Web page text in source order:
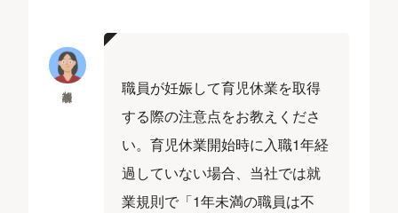
職員が妊娠して育児休業を取得
する際の注意点をお教えくださ
い。育児休業開始時に入職1年経
過していない場合、当社では就
業規則で「1年未満の職員は不